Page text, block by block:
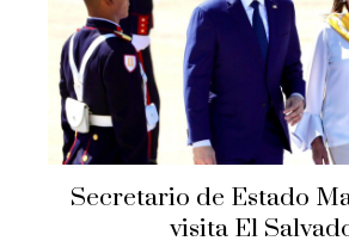
Secretario de Estado
visita El